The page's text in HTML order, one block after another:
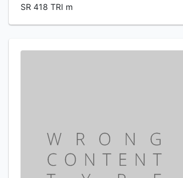
SR 418 TRI m